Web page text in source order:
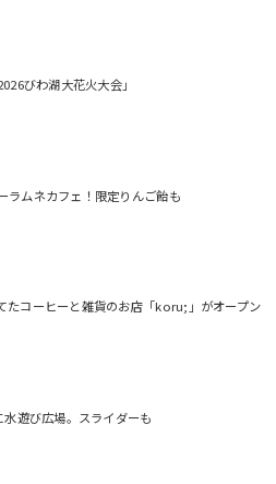
びわ湖大花火大会」
ラムネカフェ！限定りんご飴も
たコーヒーと雑貨のお店「koru;」がオープン
水遊び広場。スライダーも